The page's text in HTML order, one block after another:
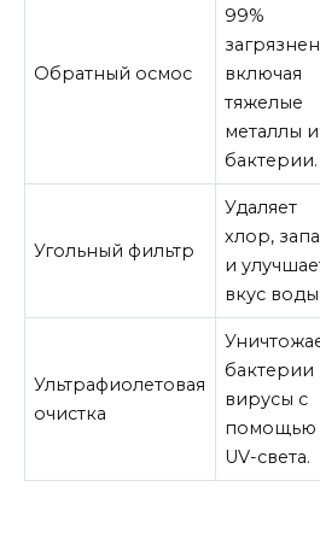
Обратный осмос
99%
включая
тяжелые
металлы и
бактерии.
Угольный фильтр
Удаляет
хлор,
и
вкус воды.
Ультрафиолетовая
очистка
бактерии
вирусы с
помощью
UV-света.